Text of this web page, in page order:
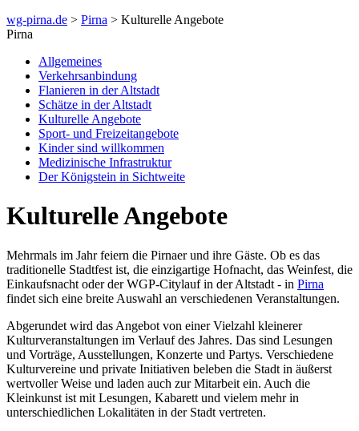
wg-pirna.de > Pirna > Kulturelle Angebote
Pirna
Allgemeines
Verkehrsanbindung
Flanieren in der Altstadt
Schätze in der Altstadt
Kulturelle Angebote
Sport- und Freizeitangebote
Kinder sind willkommen
Medizinische Infrastruktur
Der Königstein in Sichtweite
Kulturelle Angebote
Mehrmals im Jahr feiern die Pirnaer und ihre Gäste. Ob es das
traditionelle Stadtfest ist, die einzigartige Hofnacht, das Weinfest, die
Einkaufsnacht oder der WGP-Citylauf in der Altstadt - in Pirna
findet sich eine breite Auswahl an verschiedenen Veranstaltungen.
Abgerundet wird das Angebot von einer Vielzahl kleinerer
Kulturveranstaltungen im Verlauf des Jahres. Das sind Lesungen
und Vorträge, Ausstellungen, Konzerte und Partys. Verschiedene
Kulturvereine und private Initiativen beleben die Stadt in äußerst
wertvoller Weise und laden auch zur Mitarbeit ein. Auch die
Kleinkunst ist mit Lesungen, Kabarett und vielem mehr in
unterschiedlichen Lokalitäten in der Stadt vertreten.